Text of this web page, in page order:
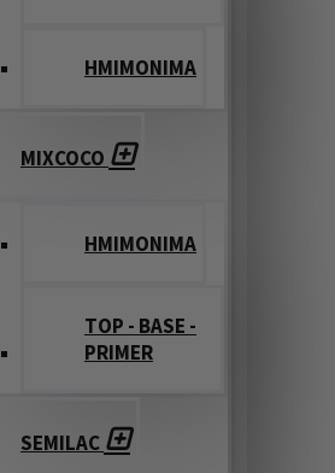
ΗΜΙΜΟΝΙΜΑ
MIXCOCO
HMIMONIMA
TOP - BASE -
PRIMER
SEMILAC